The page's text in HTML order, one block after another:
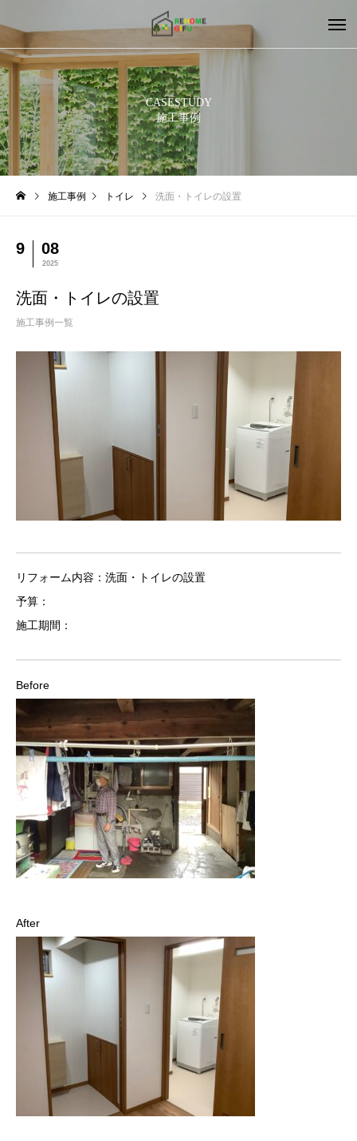
CASESTUDY
施工事例
施工事例 トイレ 洗面・トイレの設置
9 08
2025
洗面・トイレの設置
施工事例一覧
リフォーム内容：洗面・トイレの設置
予算：
施工期間：
Before
After